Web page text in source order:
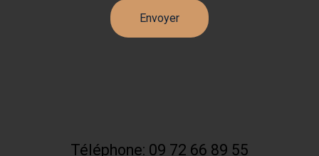
Téléphone: 09 72 66 89 55